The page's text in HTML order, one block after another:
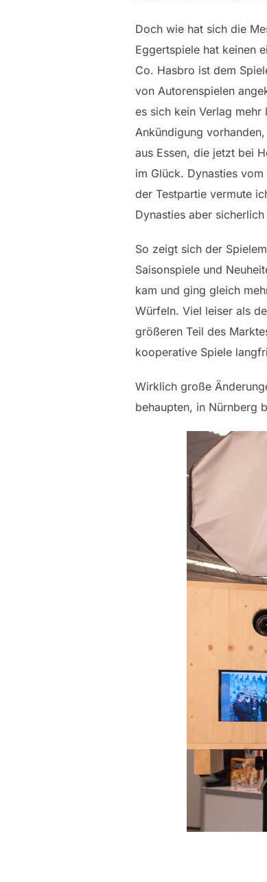
Doch wie hat sich die
Eggertspiele hat keinen
Co. Hasbro ist dem
von Autorenspielen
es sich kein Verlag
Ankündigung
aus Essen, die jetzt bei
im Glück. Dynasties
der Testpartie vermute
Dynasties aber
So zeigt sich der
Saisonspiele und
kam und ging gleich
Würfeln. Viel leiser als
größeren Teil des
kooperative Spiele
Wirklich große
behaupten, in Nürnberg